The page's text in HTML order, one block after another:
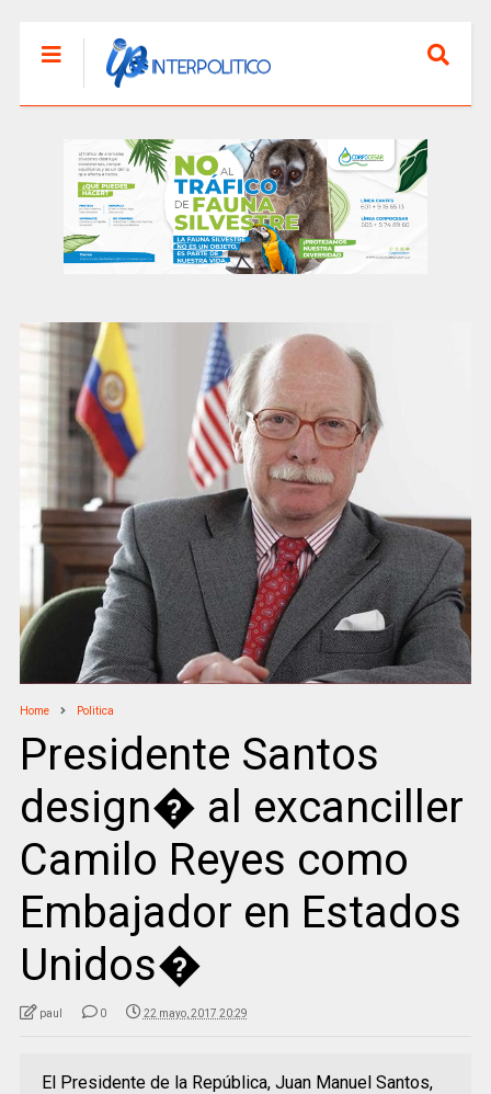
Home Politica
Presidente Santos
design� al excanciller
Camilo Reyes como
Embajador en Estados
Unidos�
paul 0 22 mayo, 2017 20:29
El Presidente de la República, Juan Manuel Santos,